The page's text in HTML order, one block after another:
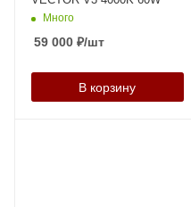
Много
59 000 ₽/шт
В корзину